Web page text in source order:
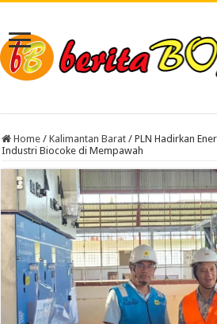
Home / Kalimantan Barat / PLN Hadirkan
Industri Biocoke di Mempawah